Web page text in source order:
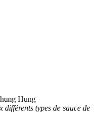
Hung
types de sauce de